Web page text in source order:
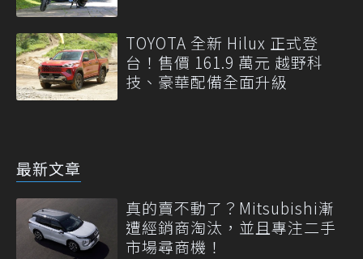
TOYOTA 全新 Hilux 正式登
台！售價 161.9 萬元 越野科
技、豪華配備全面升級
最新文章
真的賣不動了？Mitsubishi漸
遭經銷商淘汰，並且專注二手
市場尋商機！